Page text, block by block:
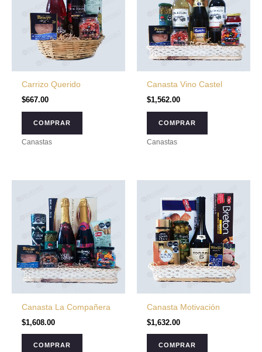
Carrizo Querido
$667.00
COMPRAR
Canastas
Canasta Vino Castel
$1,562.00
COMPRAR
Canastas
Canasta La Compañera
$1,608.00
COMPRAR
Canasta Motivación
$1,632.00
COMPRAR